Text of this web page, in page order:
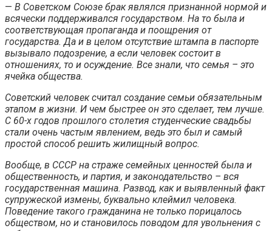
— В Советском Союзе брак являлся признанной нормой и
всячески поддерживался государством. На то была и
соответствующая пропаганда и поощрения от
государства. Да и в целом отсутствие штампа в паспорте
вызывало подозрение, а если человек состоит в
отношениях, то и осуждение. Все знали, что семья – это
ячейка общества.
Советский человек считал создание семьи обязательным
этапом в жизни. И чем быстрее он это сделает, тем лучше.
С 60-х годов прошлого столетия студенческие свадьбы
стали очень частым явлением, ведь это был и самый
простой способ решить жилищный вопрос.
Вообще, в СССР на страже семейных ценностей была и
общественность, и партия, и законодательство – вся
государственная машина. Развод, как и выявленный факт
супружеской измены, буквально клеймил человека.
Поведение такого гражданина не только порицалось
обществом, но и становилось поводом для увольнения с